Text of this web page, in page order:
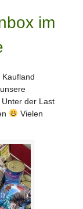
im
der Last
Vielen